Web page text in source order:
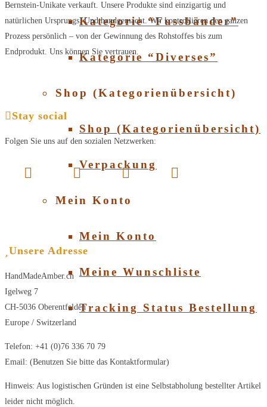
Kategorie “Fussbänder”
Kategorie “Diverses”
Shop (Kategorienübersicht)
Shop (Kategorienübersicht)
Verpackung
Mein Konto
Mein Konto
Meine Wunschliste
Tracking Status Bestellung
Bernstein-Unikate verkauft. Unsere Produkte sind einzigartig und
natürlichen Ursprungs. Und handgemacht. Wir kontrollieren den ganzen
Prozess persönlich – von der Gewinnung des Rohstoffes bis zum
Endprodukt. Uns können Sie vertrauen.
Stay social
Folgen Sie uns auf den sozialen Netzwerken:
Unsere Adresse
HandMadeAmber.ch
Igelweg 7
CH-5036 Oberentfelden
Europe / Switzerland
Telefon: +41 (0)76 336 70 79
Email: (Benutzen Sie bitte das Kontaktformular)
Hinweis: Aus logistischen Gründen ist eine Selbstabholung bestellter Artikel
leider nicht möglich.